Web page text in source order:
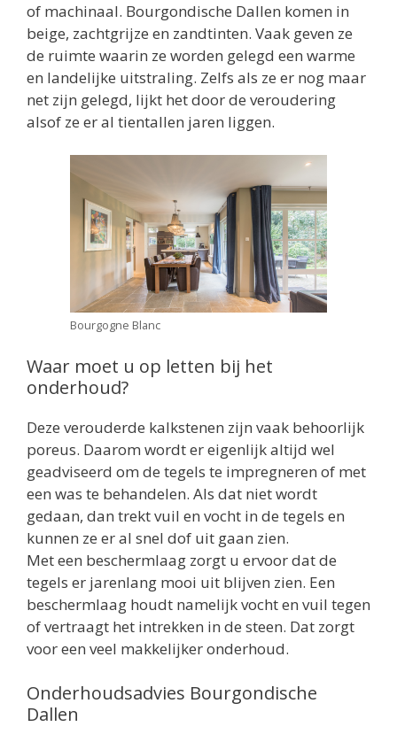
of machinaal. Bourgondische Dallen komen in
beige, zachtgrijze en zandtinten. Vaak geven ze
de ruimte waarin ze worden gelegd een warme
en landelijke uitstraling. Zelfs als ze er nog maar
net zijn gelegd, lijkt het door de veroudering
alsof ze er al tientallen jaren liggen.
Bourgogne Blanc
Waar moet u op letten bij het
onderhoud?
Deze verouderde kalkstenen zijn vaak behoorlijk
poreus. Daarom wordt er eigenlijk altijd wel
geadviseerd om de tegels te impregneren of met
een was te behandelen. Als dat niet wordt
gedaan, dan trekt vuil en vocht in de tegels en
kunnen ze er al snel dof uit gaan zien.
Met een beschermlaag zorgt u ervoor dat de
tegels er jarenlang mooi uit blijven zien. Een
beschermlaag houdt namelijk vocht en vuil tegen
of vertraagt het intrekken in de steen. Dat zorgt
voor een veel makkelijker onderhoud.
Onderhoudsadvies Bourgondische
Dallen